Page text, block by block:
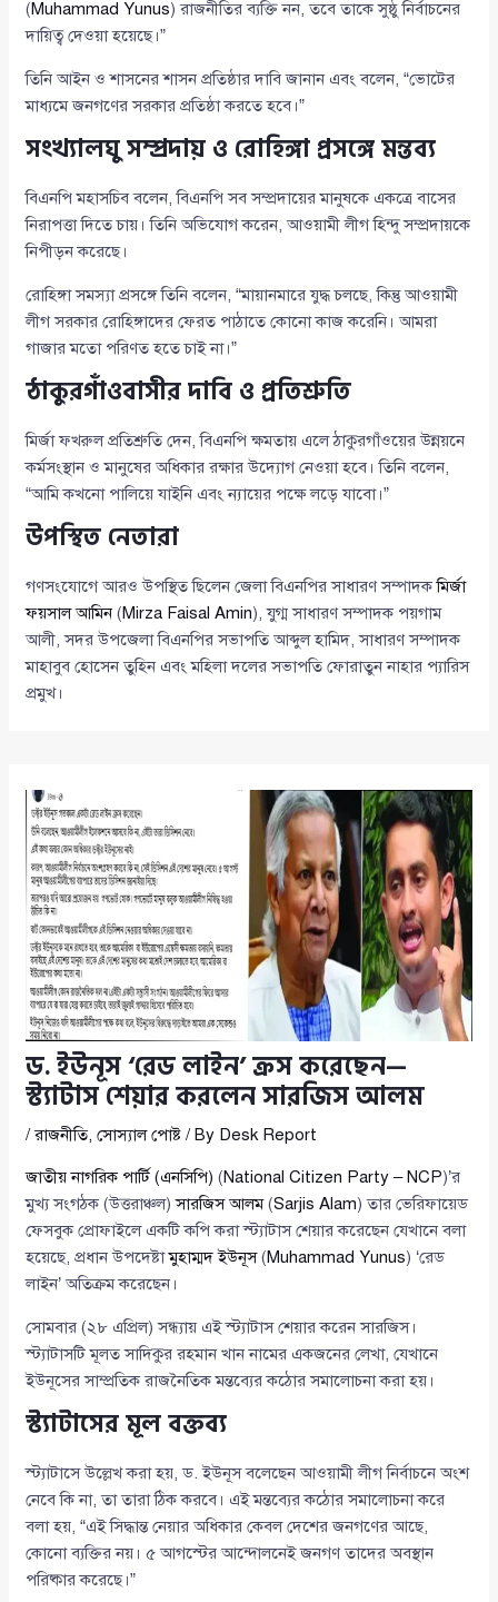
(Muhammad Yunus) রাজনীতির ব্যক্তি নন, তবে তাকে সুষ্ঠু নির্বাচনের
দায়িত্ব দেওয়া হয়েছে।”
তিনি আইন ও শাসনের শাসন প্রতিষ্ঠার দাবি জানান এবং বলেন, “ভোটের
মাধ্যমে জনগণের সরকার প্রতিষ্ঠা করতে হবে।”
সংখ্যালঘু সম্প্রদায় ও রোহিঙ্গা প্রসঙ্গে মন্তব্য
বিএনপি মহাসচিব বলেন, বিএনপি সব সম্প্রদায়ের মানুষকে একত্রে বাসের
নিরাপত্তা দিতে চায়। তিনি অভিযোগ করেন, আওয়ামী লীগ হিন্দু সম্প্রদায়কে
নিপীড়ন করেছে।
রোহিঙ্গা সমস্যা প্রসঙ্গে তিনি বলেন, “মায়ানমারে যুদ্ধ চলছে, কিন্তু আওয়ামী
লীগ সরকার রোহিঙ্গাদের ফেরত পাঠাতে কোনো কাজ করেনি। আমরা
গাজার মতো পরিণত হতে চাই না।”
ঠাকুরগাঁওবাসীর দাবি ও প্রতিশ্রুতি
মির্জা ফখরুল প্রতিশ্রুতি দেন, বিএনপি ক্ষমতায় এলে ঠাকুরগাঁওয়ের উন্নয়নে
কর্মসংস্থান ও মানুষের অধিকার রক্ষার উদ্যোগ নেওয়া হবে। তিনি বলেন,
“আমি কখনো পালিয়ে যাইনি এবং ন্যায়ের পক্ষে লড়ে যাবো।”
উপস্থিত নেতারা
গণসংযোগে আরও উপস্থিত ছিলেন জেলা বিএনপির সাধারণ সম্পাদকমির্জা
ফয়সাল আমিন(Mirza Faisal Amin), যুগ্ম সাধারণ সম্পাদক পয়গাম
আলী, সদর উপজেলা বিএনপির সভাপতি আব্দুল হামিদ, সাধারণ সম্পাদক
মাহাবুব হোসেন তুহিন এবং মহিলা দলের সভাপতি ফোরাতুন নাহার প্যারিস
প্রমুখ।
ড. ইউনূস ‘রেড লাইন’ ক্রস করেছেন—
স্ট্যাটাস শেয়ার করলেন সারজিস আলম
/রাজনীতি,সোস্যাল পোষ্ট / By Desk Report
জাতীয় নাগরিক পার্টি (এনসিপি) (National Citizen Party – NCP)’র
মুখ্য সংগঠক (উত্তরাঞ্চল)সারজিস আলম(Sarjis Alam) তার ভেরিফায়েড
ফেসবুক প্রোফাইলে একটি কপি করা স্ট্যাটাস শেয়ার করেছেন যেখানে বলা
হয়েছে, প্রধান উপদেষ্টামুহাম্মদ ইউনূস(Muhammad Yunus) ‘রেড
লাইন’ অতিক্রম করেছেন।
সোমবার (২৮ এপ্রিল) সন্ধ্যায় এই স্ট্যাটাস শেয়ার করেন সারজিস।
স্ট্যাটাসটি মূলত সাদিকুর রহমান খান নামের একজনের লেখা, যেখানে
ইউনূসের সাম্প্রতিক রাজনৈতিক মন্তব্যের কঠোর সমালোচনা করা হয়।
স্ট্যাটাসের মূল বক্তব্য
স্ট্যাটাসে উল্লেখ করা হয়, ড. ইউনূস বলেছেন আওয়ামী লীগ নির্বাচনে অংশ
নেবে কি না, তা তারা ঠিক করবে। এই মন্তব্যের কঠোর সমালোচনা করে
বলা হয়, “এই সিদ্ধান্ত নেয়ার অধিকার কেবল দেশের জনগণের আছে,
কোনো ব্যক্তির নয়। ৫ আগস্টের আন্দোলনেই জনগণ তাদের অবস্থান
পরিষ্কার করেছে।”